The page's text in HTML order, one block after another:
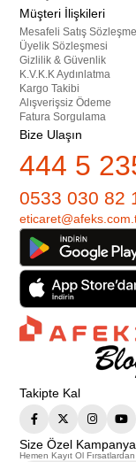
Müşteri İlişkileri
Mesafeli Satış
Üyelik Sözleşmesi
Gizlilik & Güvenlik
K.V.K.K Aydınlatma
Kargo Takibi
Alışverişsiz Ödeme
Fatura Sorgulama
Bize Ulaşın
444 5
0533 030 82
Takipte Kal
Size Özel
Hemen Kayıt Ol